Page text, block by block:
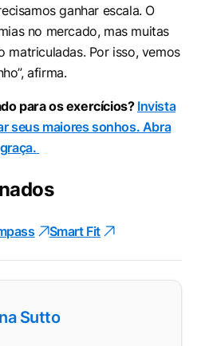
ganhar escala. O
no mercado, mas muitas
matriculadas. Por isso, vemos
afirma.
para os exercícios?Invista
seus maiores sonhos. Abra
Smart Fit
Sutto